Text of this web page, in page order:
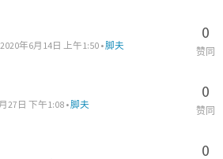
2020年6月14日 上午1:50 •脚夫
0
赞同
27日 下午1:08 •脚夫
0
赞同
0